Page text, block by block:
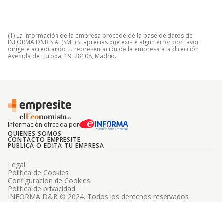
(1) La información de la empresa procede de la base de datos de
INFORMA D&B S.A. (SME) Si aprecias que existe algún error por favor
dirígete acreditando tu representación de la empresa a la dirección
Avenida de Europa, 19, 28108, Madrid.
Información ofrecida por
QUIENES SOMOS
CONTACTO EMPRESITE
PUBLICA O EDITA TU EMPRESA
INFORMA D&B © 2024. Todos los derechos reservados
Legal
Politica de Cookies
Configuracion de Cookies
Politica de privacidad